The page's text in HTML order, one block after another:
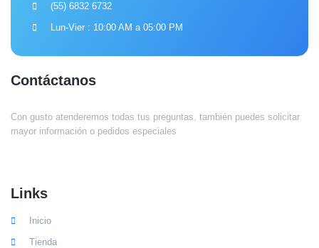
(55) 6832 6732
Lun-Vier : 10:00 AM a 05:00 PM
Contáctanos
Con gusto atenderemos todas tus preguntas, también puedes solicitar
mayor información o pedidos especiales
Links
Inicio
Tienda